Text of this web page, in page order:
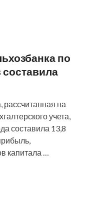
по
составила
рассчитанная на
учета,
составила 13,8
капитала …